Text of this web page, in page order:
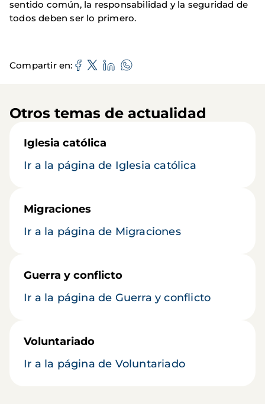
sentido común, la responsabilidad y la seguridad de
todos deben ser lo primero.
Compartir en
Otros temas de actualidad
Iglesia católica
Ir a la página de Iglesia católica
Migraciones
Ir a la página de Migraciones
Guerra y conflicto
Ir a la página de Guerra y conflicto
Voluntariado
Ir a la página de Voluntariado